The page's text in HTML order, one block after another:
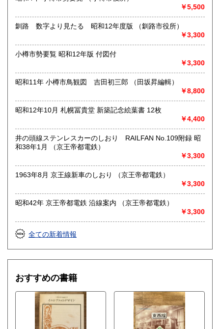
●送料の事前表示が義務化されたことにより、当方の【単品ス
ピード注文(即決注文)】対象以外の商品は、「日本の古本
屋」側が自動的に設定している【300円】の送料が表示され
ておりますが、実際には送料を実費で頂戴いたします。未修
正の在庫に関しては随時、【単品スピード注文】への対応と
送料の入力を進めておりますので、どうぞご了承ください●
領収書をご希望されているお客様は、【必ず、お振込み/ご決
済前にご連絡ください】。お振込後/ご決済後には、ご希望に
沿えないことをご了承ください(即決ご注文をお選びの際に
は、ご注文の前後にご連絡ください)●
●御公費でのご購入の場合にも、「日本の古本屋」からのご注
文をお願い申し上げます。なお後払いでの公費ご購入は本体
価格3,000円以上からお受けいたします●
●お問い合わせはメールにて受け付けます。お名前、ご住所、
ご連絡先を記載のうえ、お問い合わせください●
沿線名：-
定休日：土日祝休&不定休
-
取り扱い分野
古書一般（その他）
￥5,500
釧路 数字より見たる 昭和12年度版 （釧路市役所）
￥3,300
小樽市勢要覧 昭和12年版 付図付
￥3,300
昭和11年 小樽市鳥観図 吉田初三郎 （田坂昇編輯）
￥8,800
昭和12年10月 札幌冨貴堂 新築記念絵葉書 12枚
￥4,400
井の頭線ステンレスカーのしおり RAILFAN No.109附録 昭
和38年1月 （京王帝都電鉄）
￥3,300
1963年8月 京王線新車のしおり （京王帝都電鉄）
￥3,300
昭和42年 京王帝都電鉄 沿線案内 （京王帝都電鉄）
￥3,300
全ての新着情報
おすすめの書籍